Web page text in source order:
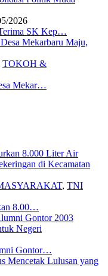
2026
SK Kep…
TOKOH &
Mekar…
, TNI
8.00…
Gontor…